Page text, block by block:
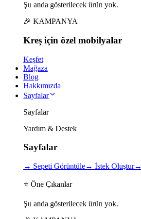
Şu anda gösterilecek ürün yok.
🎉 KAMPANYA
Kreş için özel mobilyalar
Keşfet
Mağaza
Blog
Hakkımızda
Sayfalar
Sayfalar
Yardım & Destek
Sayfalar
→ Sepeti Görüntüle→ İstek Oluştur→
⭐ Öne Çıkanlar
Şu anda gösterilecek ürün yok.